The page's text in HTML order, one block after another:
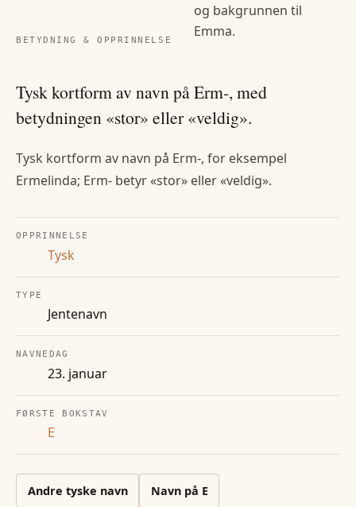
BETYDNING & OPPRINNELSE
og bakgrunnen til
Emma.
Tysk kortform av navn på Erm-, med
betydningen «stor» eller «veldig».
Tysk kortform av navn på Erm-, for eksempel
Ermelinda; Erm- betyr «stor» eller «veldig».
OPPRINNELSE
Tysk
TYPE
Jentenavn
NAVNEDAG
23. januar
FØRSTE BOKSTAV
E
Andre tyske navn Navn på E